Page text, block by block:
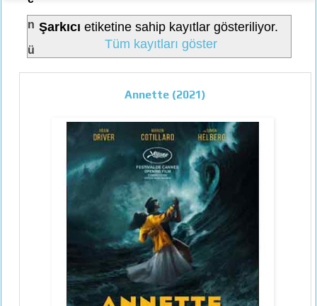
n
ü
Şarkıcı etiketine sahip kayıtlar gösteriliyor.
Tüm kayıtları göster
Annette (2021)